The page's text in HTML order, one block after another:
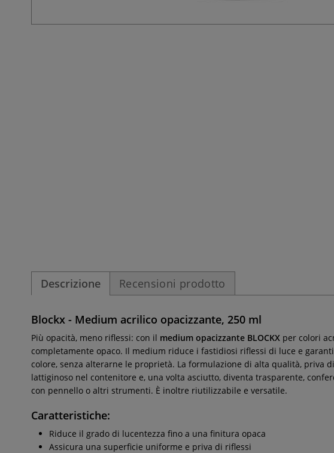
Descrizione Recensioni prodotto
Blockx - Medium acrilico opacizzante, 250 ml
Più opacità, meno riflessi: con il medium opacizzante BLOCKX per colori
completamente opaco. Il medium riduce i fastidiosi riflessi di luce e
colore, senza alterarne le proprietà. La formulazione di alta qualità,
lattiginoso nel contenitore e, una volta asciutto, diventa trasparente,
con pennello o altri strumenti. È inoltre riutilizzabile e versatile.
Caratteristiche:
Riduce il grado di lucentezza fino a una finitura opaca
Assicura una superficie uniforme e priva di riflessi